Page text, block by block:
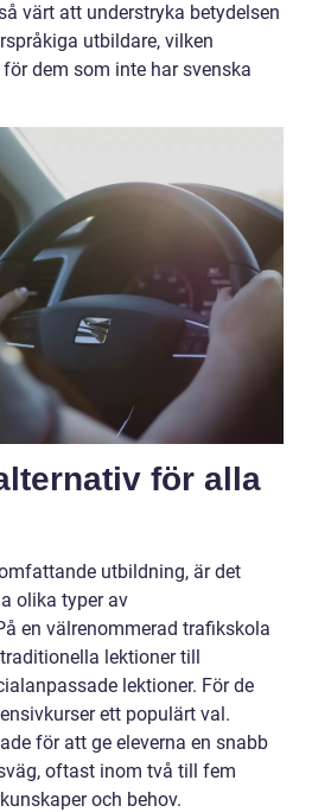
värt att understryka betydelsen
utbildare, vilken
dem som inte har svenska
för alla
utbildning, är det
olika typer av
en välrenommerad trafikskola
lektioner till
lektioner. För de
ett populärt val.
för att ge eleverna en snabb
oftast inom två till fem
och behov.